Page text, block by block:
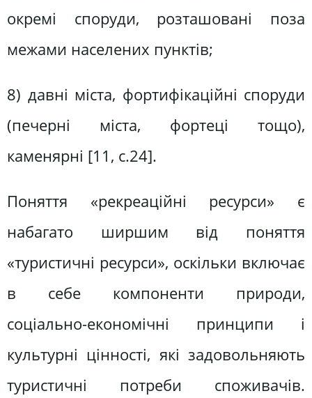
окремі споруди, розташовані поза
межами населених пунктів;
8) давні міста, фортифікаційні споруди
(печерні міста, фортеці тощо),
каменярні [11, с.24].
Поняття «рекреаційні ресурси» є
набагато ширшим від поняття
«туристичні ресурси», оскільки включає
в себе компоненти природи,
соціально-економічні принципи і
культурні цінності, які задовольняють
туристичні потреби споживачів.